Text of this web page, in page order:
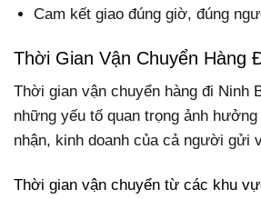
Cam kết giao đúng giờ, đúng
Thời Gian Vận Chuyển Hàng
Thời gian vận chuyển hàng đi Ninh
những yếu tố quan trọng ảnh
nhận, kinh doanh của cả người gửi
Thời gian vận chuyển từ các khu